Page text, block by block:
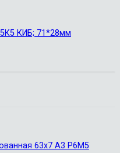
КИБ; 71*28мм
63х7 А3 Р6М5